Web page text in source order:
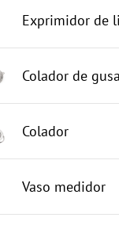
Exprimidor de
Colador de
Colador
Vaso medidor